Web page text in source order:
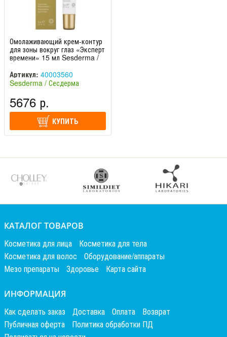
Омолаживающий крем-контур
для зоны вокруг глаз «Эксперт
времени» 15 мл Sesderma /
Сесдерма
Артикул: 40003560
Sesderma / Сесдерма
5676 р.
КУПИТЬ
КАТАЛОГ ТОВАРОВ
Косметика для лица
Косметика для тела
Косметика для волос
Оборудование/аппараты
Мезо препараты
Здоровье Карта сайта
ИНФОРМАЦИЯ
Как сделать заказ Доставка Оплата
Возврат
Публичная оферта
Политика обработки ПД